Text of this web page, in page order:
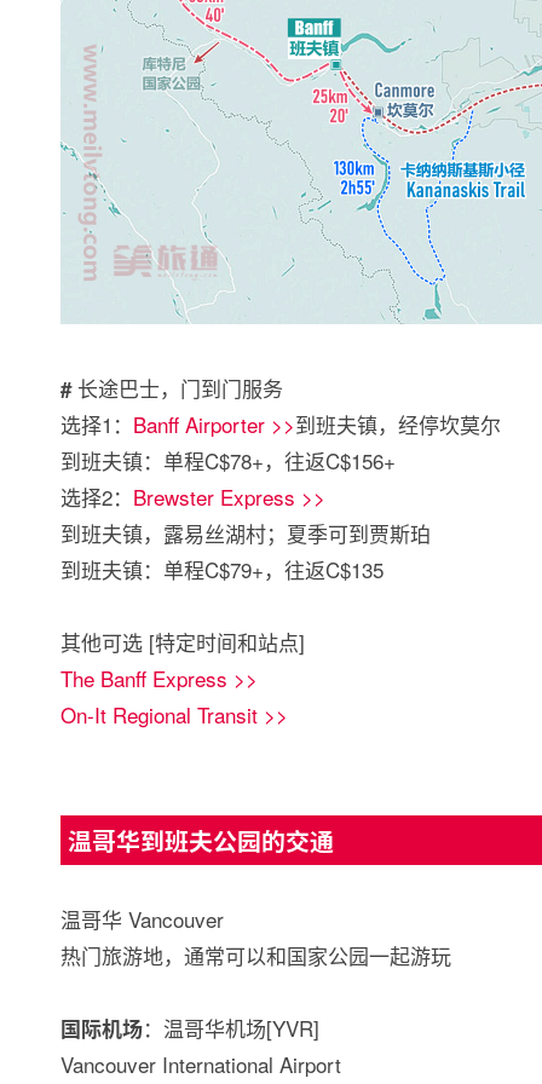
#长途巴士，门到门服务
选择1： Banff Airporter >>到班夫镇，经停坎莫尔
到班夫镇：单程C$78+，往返C$156+
选择2： Brewster Express >>
到班夫镇，露易丝湖村；夏季可到贾斯珀
到班夫镇：单程C$79+，往返C$135
其他可选 [特定时间和站点]
The Banff Express >>
On-It Regional Transit >>
温哥华到班夫公园的交通
温哥华 Vancouver
热门旅游地，通常可以和国家公园一起游玩
国际机场：温哥华机场[YVR]
Vancouver International Airport